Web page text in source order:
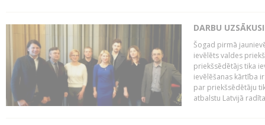
DARBU
Šogad pirmā
ievēlēts valdes
priekšsēdētājs tika
ievēlēšanas kārtība
par priekšsēdētāju
atbalstu Latvijā